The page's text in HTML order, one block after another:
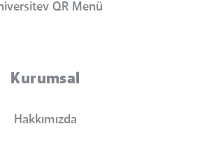
QR Menü
Kurumsal
Hakkımızda